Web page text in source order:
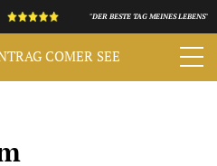
"DER BESTE TAG MEINES LEBENS"
COMER SEE